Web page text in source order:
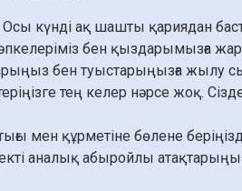
күнді ақ шашты қариядан
бен қыздарымызға
бен туыстарыңызға жылу
тең келер нәрсе жоқ.
мен құрметіне бөлене
аналық абыройлы